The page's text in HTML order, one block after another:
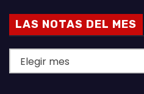
LAS NOTAS DEL MES
A